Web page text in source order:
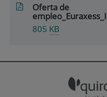
Oferta de
805 KB